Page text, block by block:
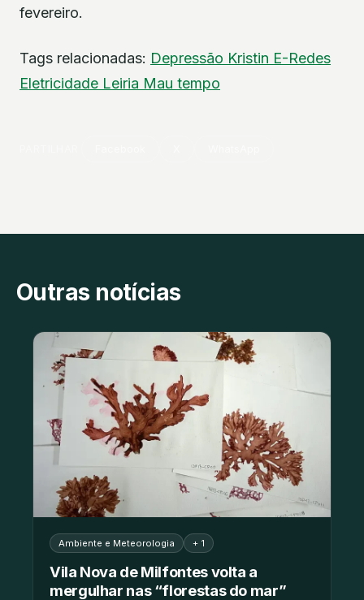
fevereiro.
Tags relacionadas: Depressão Kristin E-Redes
Eletricidade Leiria Mau tempo
Outras notícias
Ambiente e Meteorologia + 1
Vila Nova de Milfontes volta a
mergulhar nas “florestas do mar”